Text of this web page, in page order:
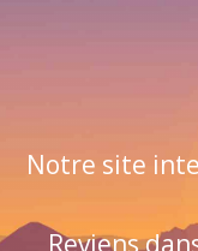
Notre site
Reviens